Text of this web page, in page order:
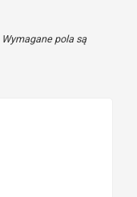
Wymagane pola są